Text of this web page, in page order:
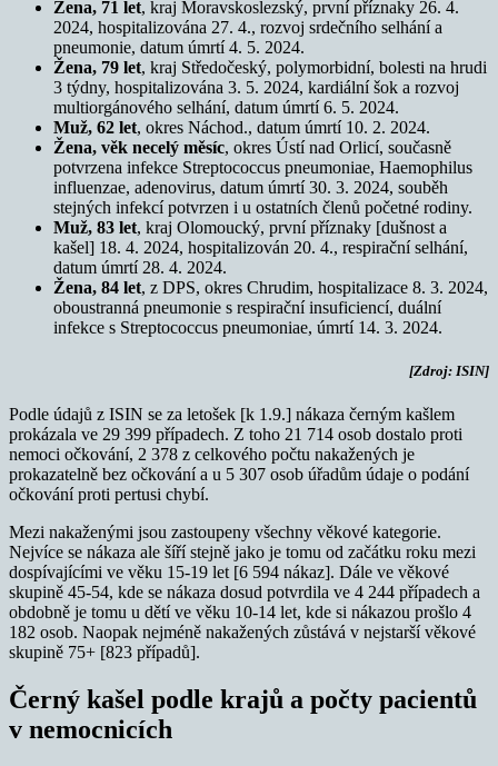
Žena, 71 let, kraj Moravskoslezský, první příznaky 26. 4.
2024, hospitalizována 27. 4., rozvoj srdečního selhání a
pneumonie, datum úmrtí 4. 5. 2024.
Žena, 79 let, kraj Středočeský, polymorbidní, bolesti na hrudi
3 týdny, hospitalizována 3. 5. 2024, kardiální šok a rozvoj
multiorgánového selhání, datum úmrtí 6. 5. 2024.
Muž, 62 let, okres Náchod., datum úmrtí 10. 2. 2024.
Žena, věk necelý měsíc, okres Ústí nad Orlicí, současně
potvrzena infekce Streptococcus pneumoniae, Haemophilus
influenzae, adenovirus, datum úmrtí 30. 3. 2024, souběh
stejných infekcí potvrzen i u ostatních členů početné rodiny.
Muž, 83 let, kraj Olomoucký, první příznaky [dušnost a
kašel] 18. 4. 2024, hospitalizován 20. 4., respirační selhání,
datum úmrtí 28. 4. 2024.
Žena, 84 let, z DPS, okres Chrudim, hospitalizace 8. 3. 2024,
oboustranná pneumonie s respirační insuficiencí, duální
infekce s Streptococcus pneumoniae, úmrtí 14. 3. 2024.
[Zdroj: ISIN]
Podle údajů z ISIN se za letošek [k 1.9.] nákaza černým kašlem
prokázala ve 29 399 případech. Z toho 21 714 osob dostalo proti
nemoci očkování, 2 378 z celkového počtu nakažených je
prokazatelně bez očkování a u 5 307 osob úřadům údaje o podání
očkování proti pertusi chybí.
Mezi nakaženými jsou zastoupeny všechny věkové kategorie.
Nejvíce se nákaza ale šíří stejně jako je tomu od začátku roku mezi
dospívajícími ve věku 15-19 let [6 594 nákaz]. Dále ve věkové
skupině 45-54, kde se nákaza dosud potvrdila ve 4 244 případech a
obdobně je tomu u dětí ve věku 10-14 let, kde si nákazou prošlo 4
182 osob. Naopak nejméně nakažených zůstává v nejstarší věkové
skupině 75+ [823 případů].
Černý kašel podle krajů a počty pacientů
v nemocnicích